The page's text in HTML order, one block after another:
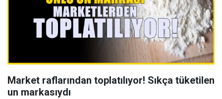
Market raflarından toplatılıyor! Sıkça tüketilen
un markasıydı